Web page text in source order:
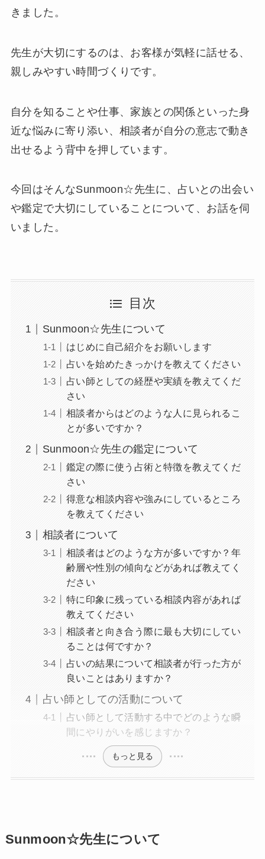
きました。
先生が大切にするのは、お客様が気軽に話せる、
親しみやすい時間づくりです。
自分を知ることや仕事、家族との関係といった身
近な悩みに寄り添い、相談者が自分の意志で動き
出せるよう背中を押しています。
今回はそんなSunmoon☆先生に、占いとの出会い
や鑑定で大切にしていることについて、お話を伺
いました。
目次
Sunmoon☆先生について
はじめに自己紹介をお願いします
占いを始めたきっかけを教えてください
占い師としての経歴や実績を教えてくだ
さい
相談者からはどのような人に見られるこ
とが多いですか？
Sunmoon☆先生の鑑定について
鑑定の際に使う占術と特徴を教えてくだ
さい
得意な相談内容や強みにしているところ
を教えてください
相談者について
相談者はどのような方が多いですか？年
齢層や性別の傾向などがあれば教えてく
ださい
特に印象に残っている相談内容があれば
教えてください
相談者と向き合う際に最も大切にしてい
ることは何ですか？
占いの結果について相談者が行った方が
良いことはありますか？
占い師としての活動について
占い師として活動する中でどのような瞬
間にやりがいを感じますか？
もっと見る
Sunmoon☆先生について